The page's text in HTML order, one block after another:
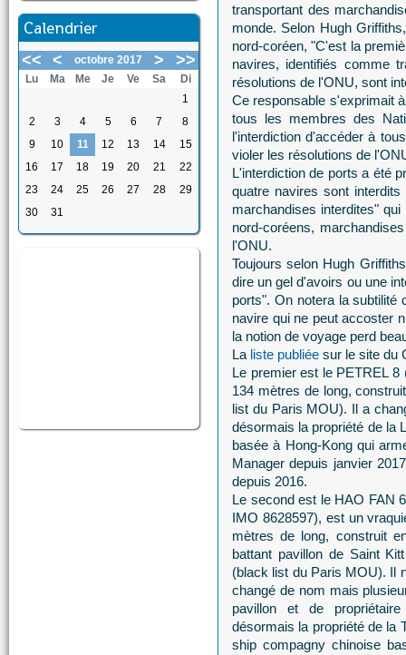
Calendrier
<< < octobre 2017 > >>
Lu Ma Me Je Ve Sa
Di
1
2
3 4 5 6 7
8
9
10 11 12 13 14
15
16
17 18 19 20 21
22
23
24 25 26 27 28
29
30
31
transportant des
monde. Selon Hugh
nord-coréen, "C'est la
navires, identifiés comme
résolutions de l'ONU, sont
Ce responsable s'exprimait
tous les membres des
l'interdiction d'accéder à
violer les résolutions de
L'interdiction de ports a été
quatre navires sont
marchandises interdites"
nord-coréens,
l'ONU.
Toujours selon Hugh
dire un gel d'avoirs ou une
ports". On notera la subtilité
navire qui ne peut accoster
la notion de voyage perd
La liste publiée sur le site du
Le premier est le PETREL
134 mètres de long,
list du Paris MOU). Il a
désormais la propriété de la
basée à Hong-Kong qui
Manager depuis janvier
depuis 2016.
Le second est le HAO FAN
IMO 8628597), est un
mètres de long, construit
battant pavillon de Saint
(black list du Paris MOU). Il
changé de nom mais
pavillon et de
désormais la propriété de la
ship compagny chinoise